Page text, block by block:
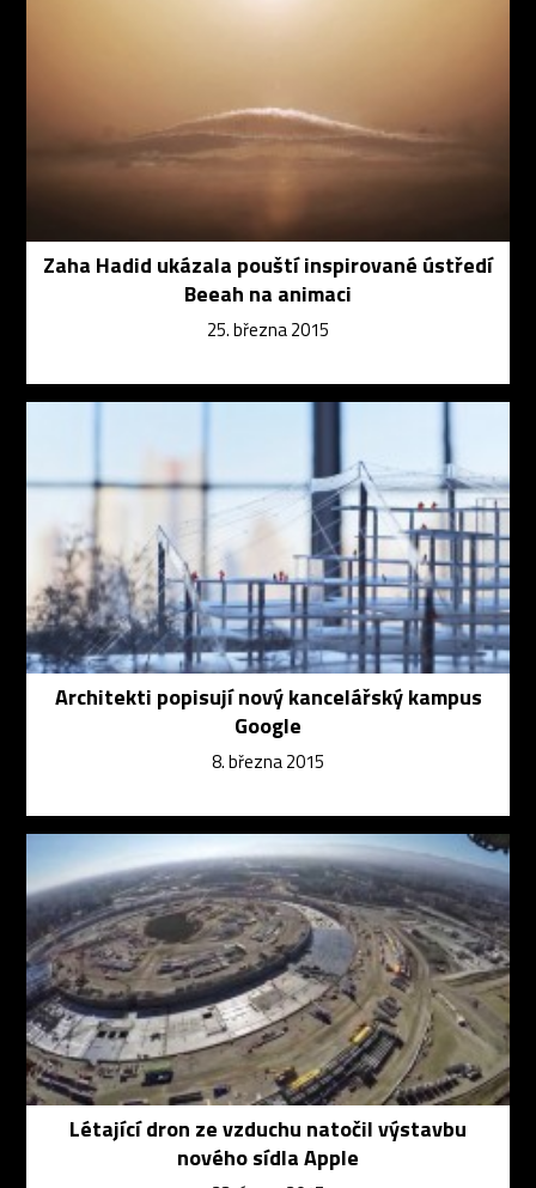
Zaha Hadid ukázala pouští inspirované ústředí
Beeah na animaci
25. března 2015
Architekti popisují nový kancelářský kampus
Google
8. března 2015
Létající dron ze vzduchu natočil výstavbu
nového sídla Apple